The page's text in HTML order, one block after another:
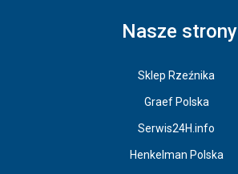
Nasze strony
Sklep Rzeźnika
Graef Polska
Serwis24H.info
Henkelman Polska